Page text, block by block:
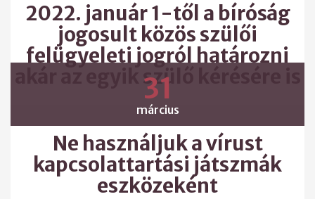
2022. január 1-től a bíróság
jogosult közös szülői
felügyeleti jogról határozni
akár az egyik szülő kérésére is
31
március
Ne használjuk a vírust
kapcsolattartási játszmák
eszközeként